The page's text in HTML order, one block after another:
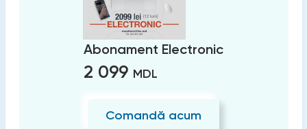
Abonament Electronic
2 099 MDL
Comandă acum